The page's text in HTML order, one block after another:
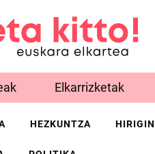
Elkarrizketak
HEZKUNTZA